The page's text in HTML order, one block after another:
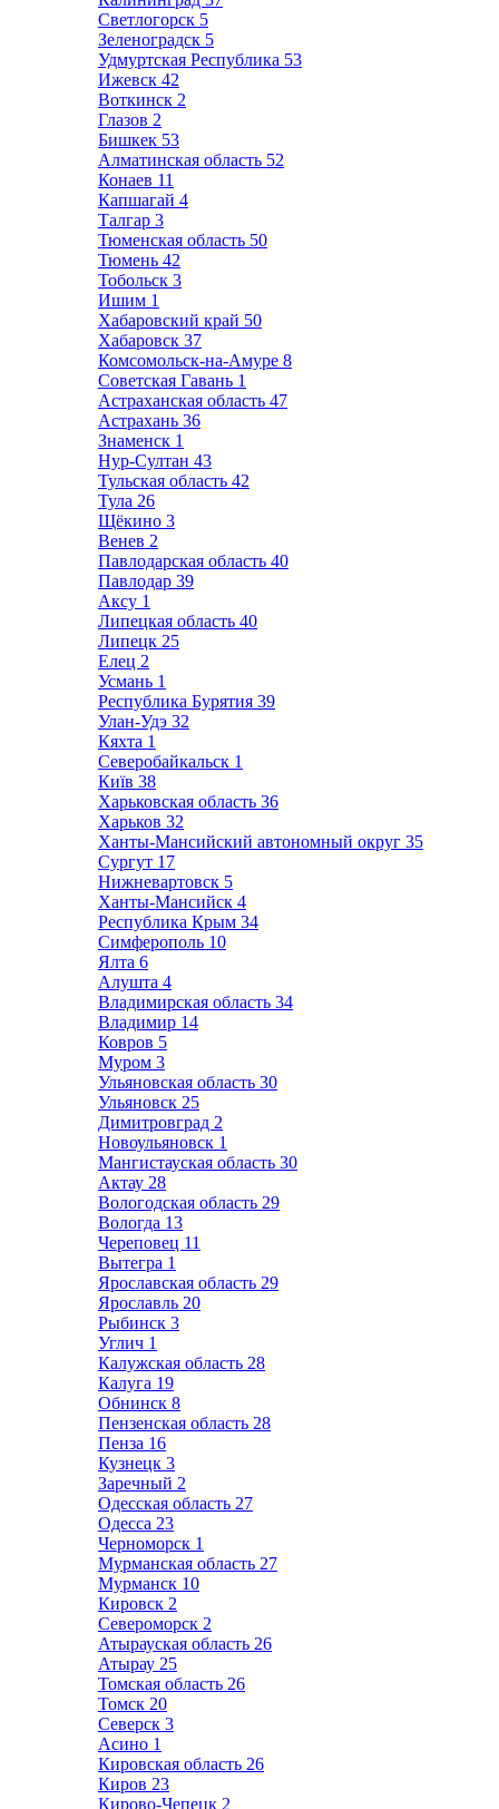
Светлогорск 5
Зеленоградск 5
Удмуртская Республика 53
Ижевск 42
Воткинск 2
Глазов 2
Бишкек 53
Алматинская область 52
Конаев 11
Капшагай 4
Талгар 3
Тюменская область 50
Тюмень 42
Тобольск 3
Ишим 1
Хабаровский край 50
Хабаровск 37
Комсомольск-на-Амуре 8
Советская Гавань 1
Астраханская область 47
Астрахань 36
Знаменск 1
Нур-Султан 43
Тульская область 42
Тула 26
Щёкино 3
Венев 2
Павлодарская область 40
Павлодар 39
Аксу 1
Липецкая область 40
Липецк 25
Елец 2
Усмань 1
Республика Бурятия 39
Улан-Удэ 32
Кяхта 1
Северобайкальск 1
Київ 38
Харьковская область 36
Харьков 32
Ханты-Мансийский автономный округ 35
Сургут 17
Нижневартовск 5
Ханты-Мансийск 4
Республика Крым 34
Симферополь 10
Ялта 6
Алушта 4
Владимирская область 34
Владимир 14
Ковров 5
Муром 3
Ульяновская область 30
Ульяновск 25
Димитровград 2
Новоульяновск 1
Мангистауская область 30
Актау 28
Вологодская область 29
Вологда 13
Череповец 11
Вытегра 1
Ярославская область 29
Ярославль 20
Рыбинск 3
Углич 1
Калужская область 28
Калуга 19
Обнинск 8
Пензенская область 28
Пенза 16
Кузнецк 3
Заречный 2
Одесская область 27
Одесса 23
Черноморск 1
Мурманская область 27
Мурманск 10
Кировск 2
Североморск 2
Атырауская область 26
Атырау 25
Томская область 26
Томск 20
Северск 3
Асино 1
Кировская область 26
Киров 23
Кирово-Чепецк 2